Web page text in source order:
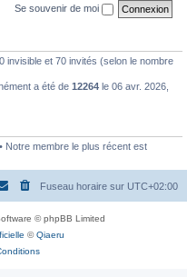
Se souvenir de moi
invisible et 70 invités (selon le nombre
a été de 12264 le 06 avr. 2026,
Notre membre le plus récent est
Fuseau horaire sur UTC+02:00
© phpBB Limited
©Qiaeru